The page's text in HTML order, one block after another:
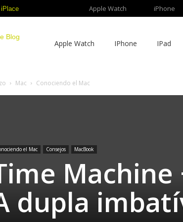
iPlace Apple Watch iPhone
Apple Watch IPhone IPad
Mac Conociendo el Mac
el Mac Consejos MacBook
Machine
dupla